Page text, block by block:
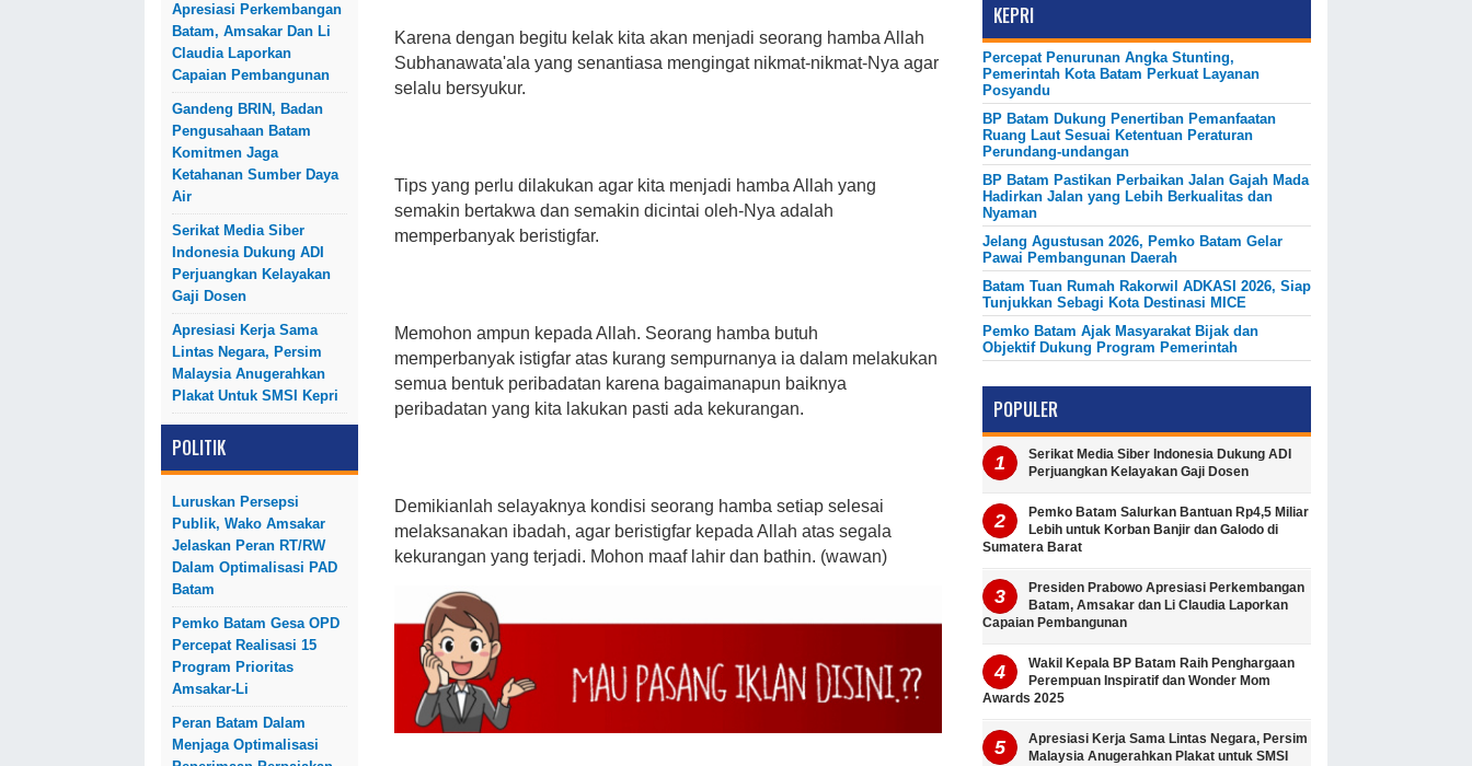
Apresiasi Perkembangan
Batam, Amsakar Dan Li
Claudia Laporkan
Capaian Pembangunan
Gandeng BRIN, Badan
Pengusahaan Batam
Komitmen Jaga
Ketahanan Sumber Daya
Air
Serikat Media Siber
Indonesia Dukung ADI
Perjuangkan Kelayakan
Gaji Dosen
Apresiasi Kerja Sama
Lintas Negara, Persim
Malaysia Anugerahkan
Plakat Untuk SMSI Kepri
POLITIK
Luruskan Persepsi
Publik, Wako Amsakar
Jelaskan Peran RT/RW
Dalam Optimalisasi PAD
Batam
Pemko Batam Gesa OPD
Percepat Realisasi 15
Program Prioritas
Amsakar-Li
Peran Batam Dalam
Menjaga Optimalisasi
Karena dengan begitu kelak kita akan menjadi seorang hamba Allah
Subhanawata'ala yang senantiasa mengingat nikmat-nikmat-Nya agar
selalu bersyukur.
Tips yang perlu dilakukan agar kita menjadi hamba Allah yang
semakin bertakwa dan semakin dicintai oleh-Nya adalah
memperbanyak beristigfar.
Memohon ampun kepada Allah. Seorang hamba butuh
memperbanyak istigfar atas kurang sempurnanya ia dalam melakukan
semua bentuk peribadatan karena bagaimanapun baiknya
peribadatan yang kita lakukan pasti ada kekurangan.
Demikianlah selayaknya kondisi seorang hamba setiap selesai
melaksanakan ibadah, agar beristigfar kepada Allah atas segala
kekurangan yang terjadi. Mohon maaf lahir dan bathin. (wawan)
KEPRI
Percepat Penurunan Angka Stunting,
Pemerintah Kota Batam Perkuat Layanan
Posyandu
BP Batam Dukung Penertiban Pemanfaatan
Ruang Laut Sesuai Ketentuan Peraturan
Perundang-undangan
BP Batam Pastikan Perbaikan Jalan Gajah Mada
Hadirkan Jalan yang Lebih Berkualitas dan
Nyaman
Jelang Agustusan 2026, Pemko Batam Gelar
Pawai Pembangunan Daerah
Batam Tuan Rumah Rakorwil ADKASI 2026, Siap
Tunjukkan Sebagi Kota Destinasi MICE
Pemko Batam Ajak Masyarakat Bijak dan
Objektif Dukung Program Pemerintah
POPULER
Serikat Media Siber Indonesia Dukung ADI
Perjuangkan Kelayakan Gaji Dosen
Pemko Batam Salurkan Bantuan Rp4,5 Miliar
Lebih untuk Korban Banjir dan Galodo di
Sumatera Barat
Presiden Prabowo Apresiasi Perkembangan
Batam, Amsakar dan Li Claudia Laporkan
Capaian Pembangunan
Wakil Kepala BP Batam Raih Penghargaan
Perempuan Inspiratif dan Wonder Mom
Awards 2025
Apresiasi Kerja Sama Lintas Negara, Persim
Malaysia Anugerahkan Plakat untuk SMSI